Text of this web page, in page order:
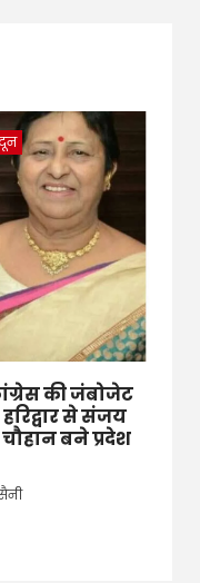
की जंबोजेट
से संजय
बने प्रदेश